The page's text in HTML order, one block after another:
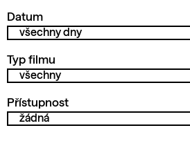
Datum
Typ filmu
Přístupnost